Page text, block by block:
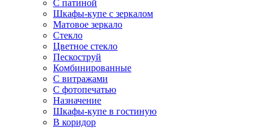
С патиной
Шкафы-купе с зеркалом
Матовое зеркало
Стекло
Цветное стекло
Пескоструй
Комбинированные
С витражами
С фотопечатью
Назначение
Шкафы-купе в гостиную
В коридор